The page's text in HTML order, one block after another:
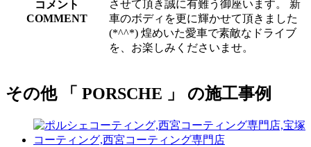
コメント
COMMENT
させて頂き誠に有難う御座います。 新
車のボディを更に輝かせて頂きました
(*^^*) 煌めいた愛車で素敵なドライブ
を、お楽しみくださいませ。
その他 「 PORSCHE 」 の施工事例